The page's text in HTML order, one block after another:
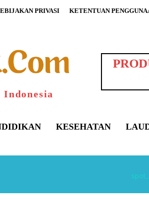
PRIVASI KETENTUAN
KESEHATAN